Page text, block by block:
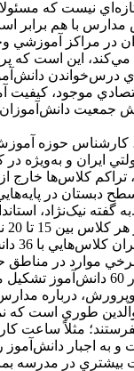
نيست که
با هم برابر
در مراکز آموزشي
مي‌کند، اين است که
درس‌خواندن
موجود،‌
جمعيت دانش‌آموزان
کارشناس حوزه
ايران و به‌ويژه در
کلاس‌ها خارج از
دبستان در
گفته نيک‌نژاد،
موارد در مناطق
کلاس‌ها با حضور 60
درباره
طوري است که
مثلاً ساعت
و به اجبار دانش‌آموز
در مدرسه